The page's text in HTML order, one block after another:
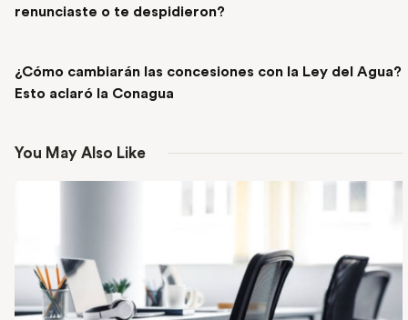
renunciaste o te despidieron?
¿Cómo cambiarán las concesiones con la Ley del Agua?
Esto aclaró la Conagua
You May Also Like